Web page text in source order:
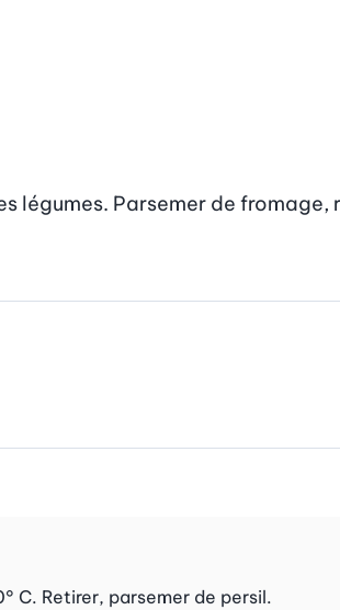
légumes. Parsemer de
C. Retirer, parsemer de persil.